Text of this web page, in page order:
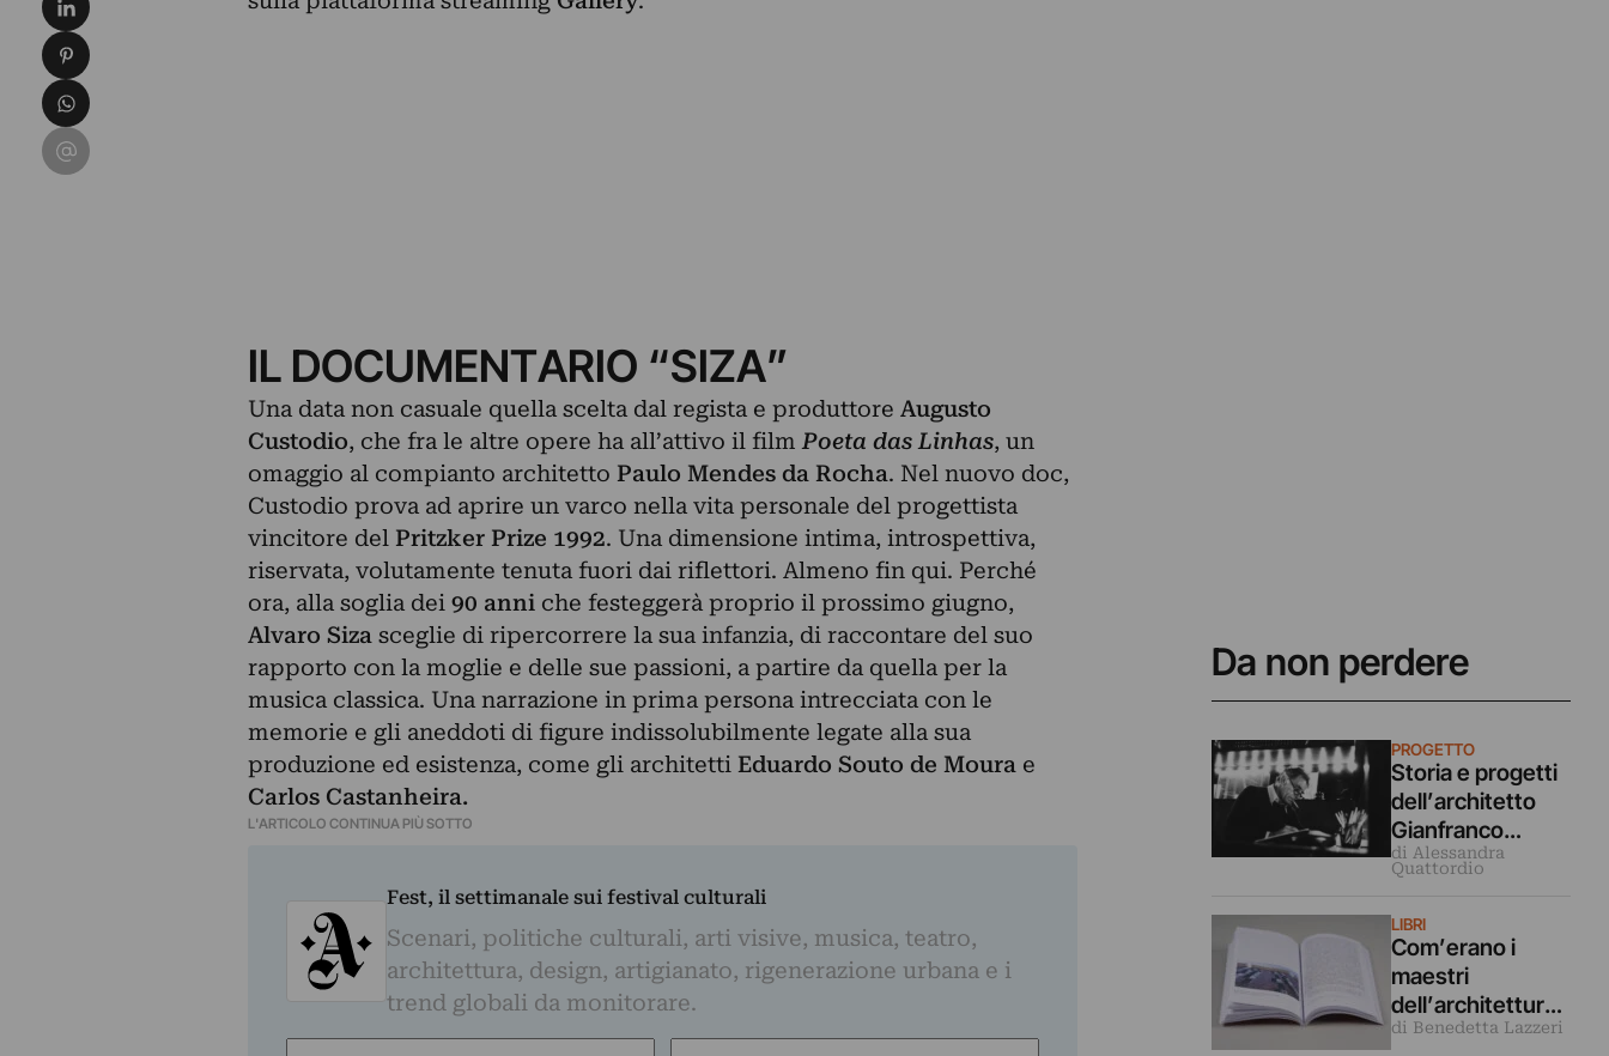
IL DOCUMENTARIO “SIZA”
Una data non casuale quella scelta dal regista e produttore Augusto
Custodio, che fra le altre opere ha all’attivo il filmPoeta das Linhas, un
omaggio al compianto architetto Paulo Mendes da Rocha. Nel nuovo doc,
Custodio prova ad aprire un varco nella vita personale del progettista
vincitore del Pritzker Prize 1992. Una dimensione intima, introspettiva,
riservata, volutamente tenuta fuori dai riflettori. Almeno fin qui. Perché
ora, alla soglia dei 90 anniche festeggerà proprio il prossimo giugno,
Alvaro Sizasceglie di ripercorrere la sua infanzia, di raccontare del suo
rapporto con la moglie e delle sue passioni, a partire da quella per la
musica classica. Una narrazione in prima persona intrecciata con le
memorie e gli aneddoti di figure indissolubilmente legate alla sua
produzione ed esistenza, come gli architettiEduardo Souto de Moura e
Carlos Castanheira.
L'ARTICOLO CONTINUA PIÙ SOTTO
Fest, il settimanale sui festival culturali
Scenari, politiche culturali, arti visive, musica, teatro,
architettura, design, artigianato, rigenerazione urbana e i
trend globali da monitorare.
Da non perdere
PROGETTO
Storia e progetti
dell’architetto
Gianfranco
Frattini a 100 anni
di Alessandra
Quattordio
LIBRI
Com’erano i
maestri
dell’architettura
del Novecento
di Benedetta Lazzeri
Condividi su Pinterest
Condividi su WhatsApp
Condividi su Email